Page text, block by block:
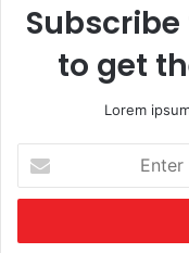
to get
Lorem
your
Email